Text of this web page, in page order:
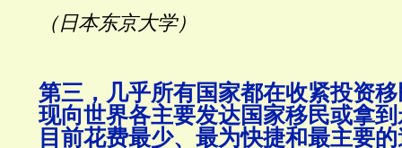
（日本东京大学）
第三，几乎所有国家都在收紧投资
现向世界各主要发达国家移民或拿
目前花费最少、最为快捷和最主要